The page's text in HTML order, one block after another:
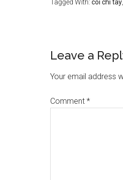
Tagged With: coi chi tay
Reader
Leave a
Your email address
Comment *